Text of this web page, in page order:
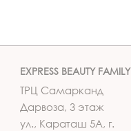
EXPRESS BEAUTY FAMILY
ТРЦ Самарканд
Дарвоза, 3 этаж
ул., Караташ 5А, г.